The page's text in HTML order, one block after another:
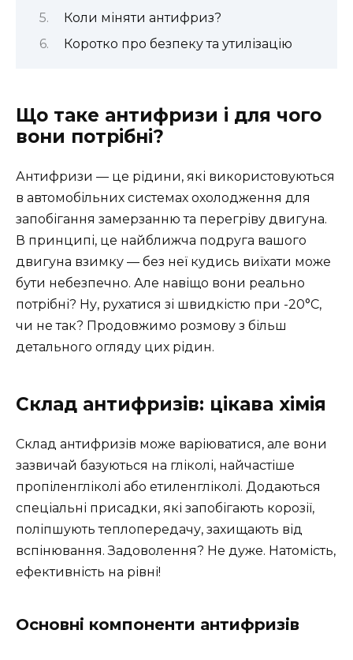
Коли міняти антифриз?
Коротко про безпеку та утилізацію
Що таке антифризи і для чого
вони потрібні?
Антифризи — це рідини, які використовуються
в автомобільних системах охолодження для
запобігання замерзанню та перегріву двигуна.
В принципі, це найближча подруга вашого
двигуна взимку — без неї кудись виїхати може
бути небезпечно. Але навіщо вони реально
потрібні? Ну, рухатися зі швидкістю при -20°C,
чи не так? Продовжимо розмову з більш
детального огляду цих рідин.
Склад антифризів: цікава хімія
Склад антифризів може варіюватися, але вони
зазвичай базуються на гліколі, найчастіше
пропіленгліколі або етиленгліколі. Додаються
спеціальні присадки, які запобігають корозії,
поліпшують теплопередачу, захищають від
вспінювання. Задоволення? Не дуже. Натомість,
ефективність на рівні!
Основні компоненти антифризів